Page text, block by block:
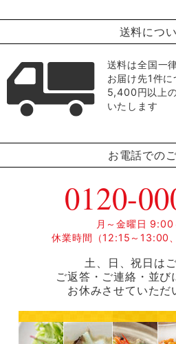
送料につ
送料は全国一
お届け先1件に
5,400円以上
いたします
お電話での
0120-
月～金曜日
休業時間（12:15～13:00
土、日、祝日は
ご返答・ご連絡・並び
お休みさせていただ